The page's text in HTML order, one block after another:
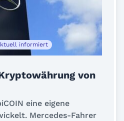
informiert
von
eine eigene
Mercedes-Fahrer